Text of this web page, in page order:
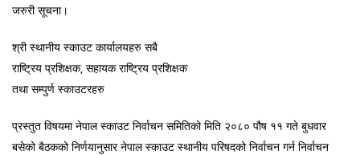
जरुरी सूचना।
श्री स्थानीय स्काउट कार्यालयहरु सबै
राष्ट्रिय प्रशिक्षक, सहायक राष्ट्रिय प्रशिक्षक
तथा सम्पुर्ण स्काउटरहरु
प्रस्तुत विषयमा नेपाल स्काउट निर्वाचन समितिको मिति २०८० पौष ११ गते बुधवार
बसेको बैठकको निर्णयानुसार नेपाल स्काउट स्थानीय परिषदको निर्वाचन गर्न निर्वाचन